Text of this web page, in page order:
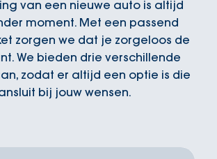
van een nieuwe auto is altijd
moment. Met een passend
zorgen we dat je zorgeloos de
We bieden drie verschillende
zodat er altijd een optie is die
bij jouw wensen.